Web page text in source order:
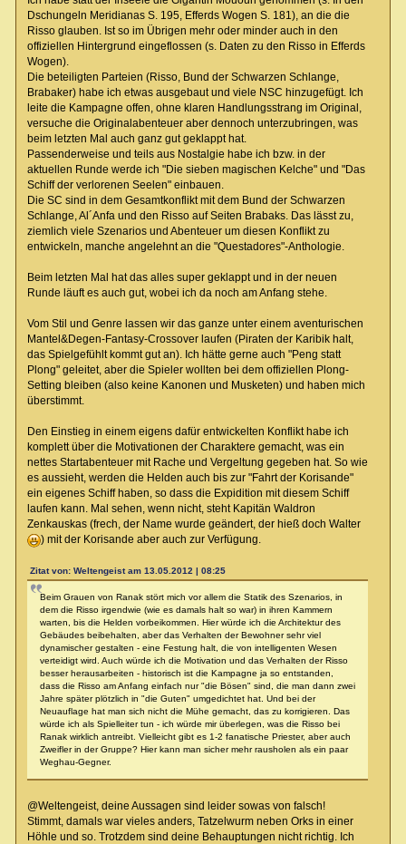
Dschungeln Meridianas S. 195, Efferds Wogen S. 181), an die die
Risso glauben. Ist so im Übrigen mehr oder minder auch in den
offiziellen Hintergrund eingeflossen (s. Daten zu den Risso in Efferds
Wogen).
Die beteiligten Parteien (Risso, Bund der Schwarzen Schlange,
Brabaker) habe ich etwas ausgebaut und viele NSC hinzugefügt. Ich
leite die Kampagne offen, ohne klaren Handlungsstrang im Original,
versuche die Originalabenteuer aber dennoch unterzubringen, was
beim letzten Mal auch ganz gut geklappt hat.
Passenderweise und teils aus Nostalgie habe ich bzw. in der
aktuellen Runde werde ich "Die sieben magischen Kelche" und "Das
Schiff der verlorenen Seelen" einbauen.
Die SC sind in dem Gesamtkonflikt mit dem Bund der Schwarzen
Schlange, Al´Anfa und den Risso auf Seiten Brabaks. Das lässt zu,
ziemlich viele Szenarios und Abenteuer um diesen Konflikt zu
entwickeln, manche angelehnt an die "Questadores"-Anthologie.
Beim letzten Mal hat das alles super geklappt und in der neuen
Runde läuft es auch gut, wobei ich da noch am Anfang stehe.
Vom Stil und Genre lassen wir das ganze unter einem aventurischen
Mantel&Degen-Fantasy-Crossover laufen (Piraten der Karibik halt,
das Spielgefühlt kommt gut an). Ich hätte gerne auch "Peng statt
Plong" geleitet, aber die Spieler wollten bei dem offiziellen Plong-
Setting bleiben (also keine Kanonen und Musketen) und haben mich
überstimmt.
Den Einstieg in einem eigens dafür entwickelten Konflikt habe ich
komplett über die Motivationen der Charaktere gemacht, was ein
nettes Startabenteuer mit Rache und Vergeltung gegeben hat. So wie
es aussieht, werden die Helden auch bis zur "Fahrt der Korisande"
ein eigenes Schiff haben, so dass die Expidition mit diesem Schiff
laufen kann. Mal sehen, wenn nicht, steht Kapitän Waldron
Zenkauskas (frech, der Name wurde geändert, der hieß doch Walter
) mit der Korisande aber auch zur Verfügung.
Zitat von: Weltengeist am 13.05.2012 | 08:25
Beim Grauen von Ranak stört mich vor allem die Statik des Szenarios, in
dem die Risso irgendwie (wie es damals halt so war) in ihren Kammern
warten, bis die Helden vorbeikommen. Hier würde ich die Architektur des
Gebäudes beibehalten, aber das Verhalten der Bewohner sehr viel
dynamischer gestalten - eine Festung halt, die von intelligenten Wesen
verteidigt wird. Auch würde ich die Motivation und das Verhalten der Risso
besser herausarbeiten - historisch ist die Kampagne ja so entstanden,
dass die Risso am Anfang einfach nur "die Bösen" sind, die man dann zwei
Jahre später plötzlich in "die Guten" umgedichtet hat. Und bei der
Neuauflage hat man sich nicht die Mühe gemacht, das zu korrigieren. Das
würde ich als Spielleiter tun - ich würde mir überlegen, was die Risso bei
Ranak wirklich antreibt. Vielleicht gibt es 1-2 fanatische Priester, aber auch
Zweifler in der Gruppe? Hier kann man sicher mehr rausholen als ein paar
Weghau-Gegner.
@Weltengeist, deine Aussagen sind leider sowas von falsch!
Stimmt, damals war vieles anders, Tatzelwurm neben Orks in einer
Höhle und so. Trotzdem sind deine Behauptungen nicht richtig. Ich